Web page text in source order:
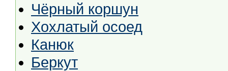
Чёрный коршун
Хохлатый осоед
Канюк
Беркут